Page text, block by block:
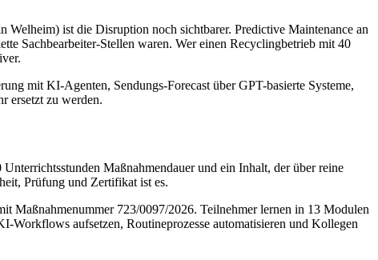
ist die Disruption noch sichtbarer. Predictive Maintenance an
Sachbearbeiter-Stellen waren. Wer einen Recyclingbetrieb mit 40
mit KI-Agenten, Sendungs-Forecast über GPT-basierte Systeme,
ersetzt zu werden.
Maßnahmendauer und ein Inhalt, der über reine
Prüfung und Zertifikat ist es.
Maßnahmenummer 723/0097/2026. Teilnehmer lernen in 13 Modulen
Workflows aufsetzen, Routineprozesse automatisieren und Kollegen